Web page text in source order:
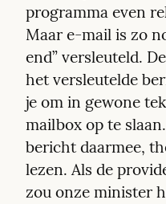
programma even
Maar e-mail is zo
end” versleuteld.
het versleutelde
je om in gewone
mailbox op te
bericht daarmee,
lezen. Als de
zou onze minister